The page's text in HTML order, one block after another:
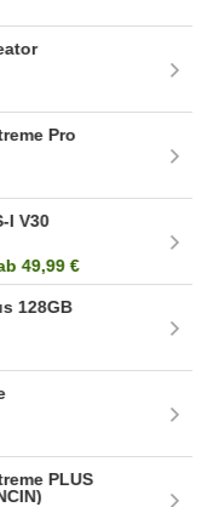
Pro
I V30
49,99 €
128GB
PLUS